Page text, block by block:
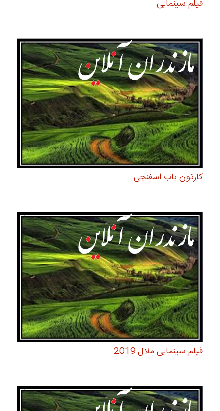
فیلم سینمایی
کارتون باب اسفنجی
فیلم سینمایی ملال 2019